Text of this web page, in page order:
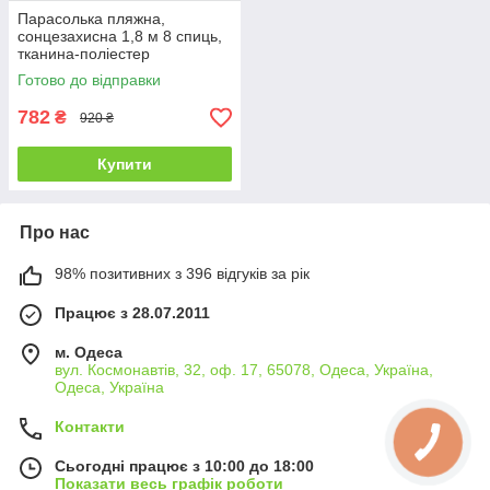
Парасолька пляжна,
сонцезахисна 1,8 м 8 спиць,
тканина-поліестер
Готово до відправки
782 ₴ 920 ₴
Купити
Про нас
98% позитивних з 396 відгуків за рік
Працює з 28.07.2011
м. Одеса
вул. Космонавтів, 32, оф. 17, 65078, Одеса, Україна,
Одеса, Україна
Контакти
Сьогодні працює з 10:00 до 18:00
Показати весь графік роботи